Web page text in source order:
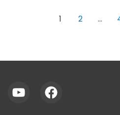
1 2 …